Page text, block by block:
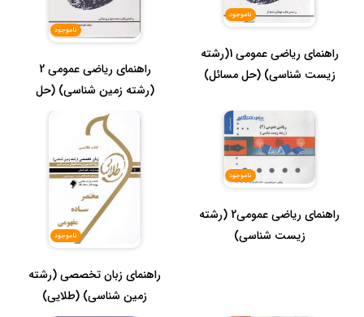
ناموجود
راهنمای ریاضی عمومی 1(رشته
زیست شناسی) (حل مسائل)
ناموجود
راهنمای ریاضی عمومی 2
(رشته زمین شناسی) (حل
مسائل)
ناموجود
راهنمای ریاضی عمومی2 (رشته
زیست شناسی)
ناموجود
راهنمای زبان تخصصی (رشته
زمین شناسی) (طلایی)